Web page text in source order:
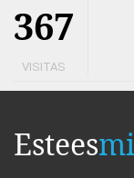
367
VISITAS
Estees